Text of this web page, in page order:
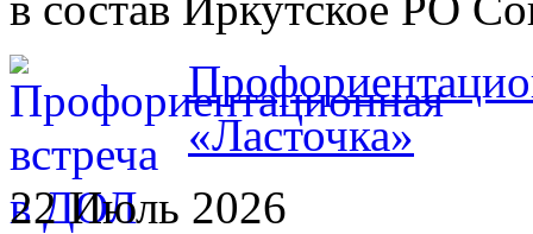
«Ласточка»
22 Июль 2026